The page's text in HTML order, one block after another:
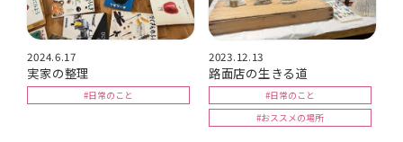
2024.6.17
実家の整理
#日常のこと
2023.12.13
路面店の生きる道
#日常のこと
#おススメの場所